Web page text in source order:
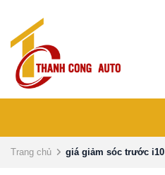
Trang chủ giá giảm sóc trước i10